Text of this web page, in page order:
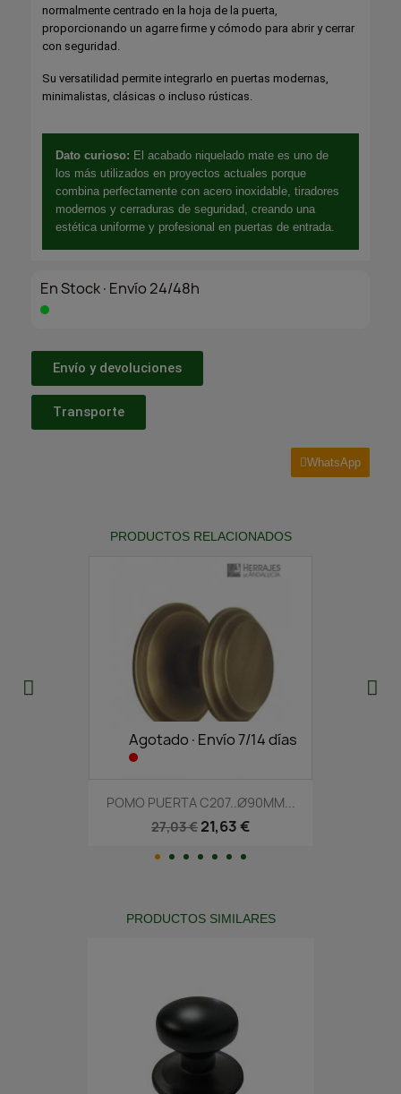
normalmente centrado en la hoja de la puerta,
proporcionando un agarre firme y cómodo para abrir y cerrar
con seguridad.
Su versatilidad permite integrarlo en puertas modernas,
minimalistas, clásicas o incluso rústicas.
Dato curioso: El acabado niquelado mate es uno de
los más utilizados en proyectos actuales porque
combina perfectamente con acero inoxidable, tiradores
modernos y cerraduras de seguridad, creando una
estética uniforme y profesional en puertas de entrada.
En Stock·Envío 24/48h
Envío y devoluciones
Transporte
WhatsApp
PRODUCTOS RELACIONADOS
Agotado·Envío 7/14 días
POMO PUERTA C207..Ø90MM...
27,03 € 21,63 €
PRODUCTOS SIMILARES